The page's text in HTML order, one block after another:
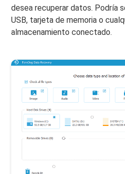
desea recuperar datos. Podría
USB, tarjeta de memoria o
almacenamiento conectado.